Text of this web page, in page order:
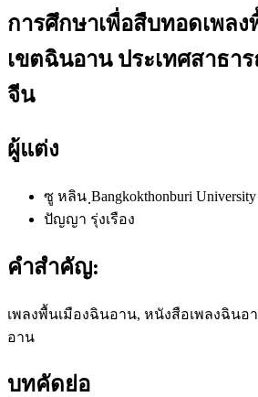
การศึกษาเพื่อสืบทอดเพล
เขตฉินอาน ประเทศสาธา
จีน
ผู้แต่ง
ซู หลิน ฺBangkokthonburi University
ปัญญา รุ่งเรือง
คำสำคัญ:
เพลงพื้นเมืองฉินอาน, หนังสือเพลงฉินอ
อาน
บทคัดย่อ